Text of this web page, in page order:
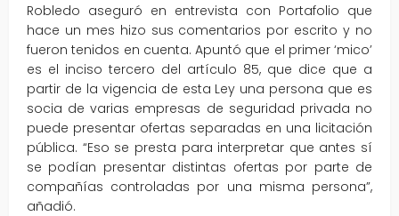
Robledo aseguró en entrevista con Portafolio que
hace un mes hizo sus comentarios por escrito y no
fueron tenidos en cuenta. Apuntó que el primer ‘mico’
es el inciso tercero del artículo 85, que dice que a
partir de la vigencia de esta Ley una persona que es
socia de varias empresas de seguridad privada no
puede presentar ofertas separadas en una licitación
pública. “Eso se presta para interpretar que antes sí
se podían presentar distintas ofertas por parte de
compañías controladas por una misma persona”,
añadió.